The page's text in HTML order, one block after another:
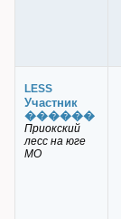
LESS
Участник
������
Приокский
лесс на юге
МО